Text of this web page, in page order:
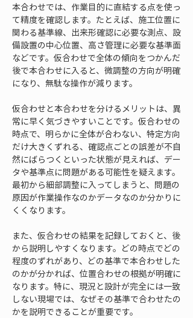
本合わせでは、作業目的に直結する点を使っ
て精度を確認します。たとえば、施工位置に
関わる基準線、出来形確認に必要な測点、設
備設置の中心位置、高さ管理に必要な基準面
などです。仮合わせで全体の傾向をつかんだ
後で本合わせに入ると、微調整の方向が明確
になり、無駄な操作が減ります。
仮合わせと本合わせを分けるメリットは、異
常に早く気づきやすいことです。仮合わせの
時点で、明らかに全体が合わない、特定方向
だけ大きくずれる、確認点ごとの誤差が不自
然にばらつくといった状態が見えれば、デー
タや基準点に問題がある可能性を疑えます。
最初から細部調整に入ってしまうと、問題の
原因が作業操作なのかデータなのか分かりに
くくなります。
また、仮合わせの結果を記録しておくと、後
から説明しやすくなります。どの時点でどの
程度のずれがあり、どの基準で本合わせした
のかが分かれば、位置合わせの根拠が明確に
なります。特に、現況と設計が完全には一致
しない現場では、なぜその基準で合わせたの
かを説明できることが重要です。